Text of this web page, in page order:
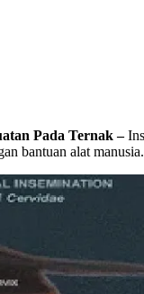
Pada Ternak –
bantuan alat manusia.